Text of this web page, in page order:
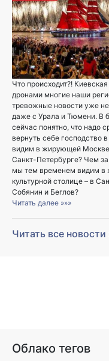
Что происходит?!
дронами многие наши
тревожные новости уже
даже с Урала и Тюмени. В
сейчас понятно, что надо
вернуть себе господство
видим в жирующей
Санкт-Петербурге? Чем
мы тем временем видим
культурной столице – в
Собянин и Беглов?
Читать далее »»»
Читать все новости
Облако тегов